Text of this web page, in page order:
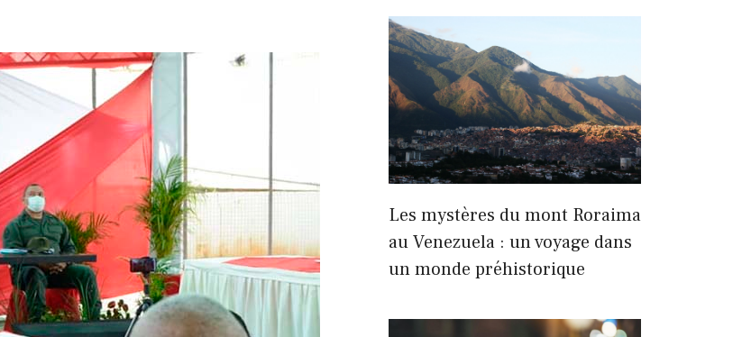
Les mystères du mont Roraima
au Venezuela : un voyage dans
un monde préhistorique